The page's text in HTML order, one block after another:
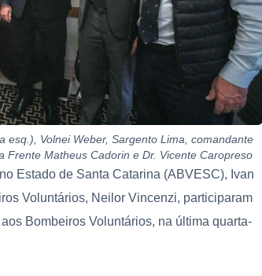
Volnei Weber, Sargento Lima, comandante
Matheus Cadorin e Dr. Vicente Caropreso
Estado de Santa Catarina (ABVESC), Ivan
Voluntários, Neilor Vincenzi, participaram
Bombeiros Voluntários, na última quarta-